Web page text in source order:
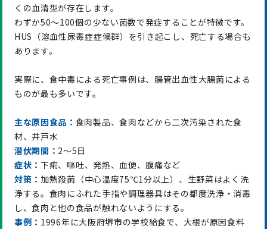
くの血清型が存在します。
わずか50～100個の少ない菌数で発症することが特徴です。
HUS（溶血性尿毒症症候群）を引き起こし、死亡する場合も
あります。
実際に、食中毒による死亡事例は、腸管出血性大腸菌による
ものが最も多いです。
主な原因食品： 食肉製品、食肉などから二次汚染された食
材、井戸水
潜伏期間： 2～5日
症状： 下痢、嘔吐、発熱、血便、腹痛など
対策： 加熱殺菌（中心温度75℃1分以上）、生野菜はよく洗
浄する。食肉にふれた手指や調理器具はその都度洗浄・消毒
し、食肉と他の食品が触れないようにする。
事例： 1996年に大阪府堺市の学校給食で、大根が原因食料